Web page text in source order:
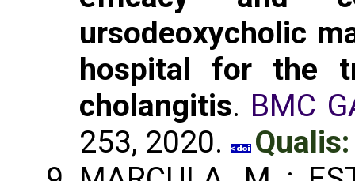
ursodeoxycholic
hospital for the
cholangitis. BMC
253, 2020.